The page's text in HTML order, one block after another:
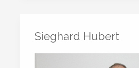
Sieghard Hubert